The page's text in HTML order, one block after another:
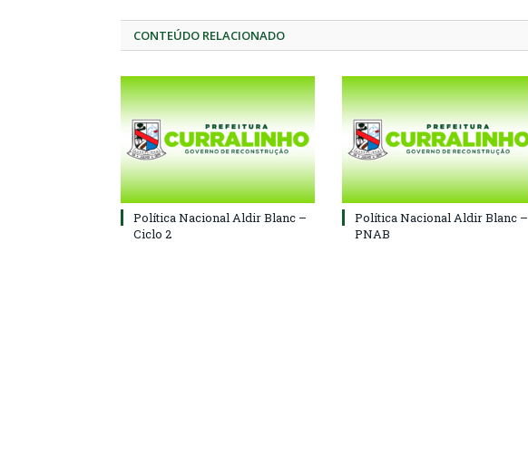
CONTEÚDO RELACIONADO
Política Nacional Aldir Blanc –
Ciclo 2
Política Nacional Aldir Blanc –
PNAB